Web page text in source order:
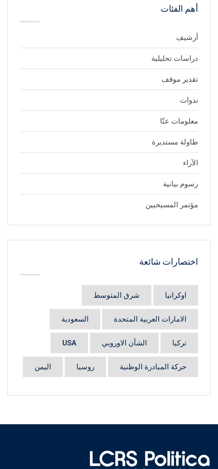
أهم الفئات
أرشيف
دراسات تحليلية
تقدير موقف
ندوات
معلومات عنّا
طاولة مستديرة
الآراء
رسوم بيانية
مؤتمر المسيحيين
اختصارات شائعة
اوكرانيا شرق المتوسط
الامارات العربية المتحدة السعودية
تركيا الشأن الاوروبي USA
حركة المبادرة الوطنية روسيا اليمن